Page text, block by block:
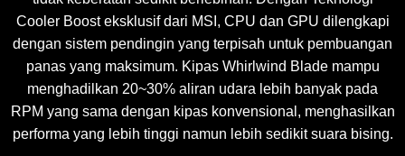
Cooler Boost eksklusif dari MSI, CPU dan GPU dilengkapi
dengan sistem pendingin yang terpisah untuk pembuangan
panas yang maksimum. Kipas Whirlwind Blade mampu
menghadilkan 20~30% aliran udara lebih banyak pada
RPM yang sama dengan kipas konvensional, menghasilkan
performa yang lebih tinggi namun lebih sedikit suara bising.